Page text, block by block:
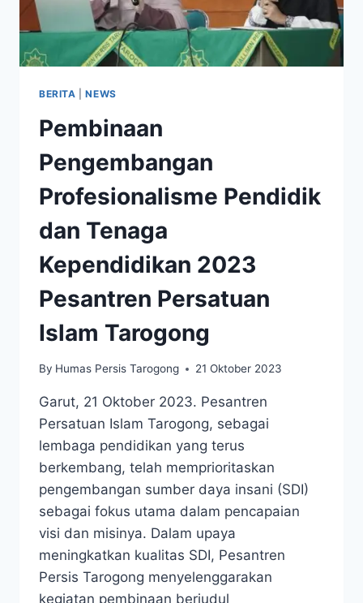
BERITA |NEWS
Pembinaan
Pengembangan
Profesionalisme Pendidik
dan Tenaga
Kependidikan 2023
Pesantren Persatuan
Islam Tarogong
By Humas Persis Tarogong 21 Oktober 2023
Garut, 21 Oktober 2023. Pesantren
Persatuan Islam Tarogong, sebagai
lembaga pendidikan yang terus
berkembang, telah memprioritaskan
pengembangan sumber daya insani (SDI)
sebagai fokus utama dalam pencapaian
visi dan misinya. Dalam upaya
meningkatkan kualitas SDI, Pesantren
Persis Tarogong menyelenggarakan
kegiatan pembinaan berjudul